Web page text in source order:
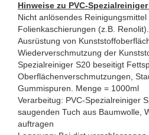
Hinweise zu PVC-Spezialreiniger
Nicht anlösendes
Folienkaschierungen (z.B.
Ausrüstung von
Wiederverschmutzung der
Spezialreiniger S20 beseitigt
Oberflächenverschmutzungen,
Gummispuren. Menge = 1000ml
Verarbeitug: PVC-Spezialreiniger
saugenden Tuch aus Baumwolle,
auftragen